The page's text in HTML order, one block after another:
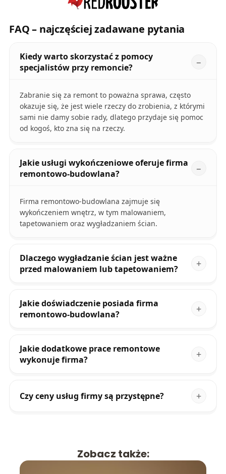
FAQ – najczęściej zadawane pytania
Kiedy warto skorzystać z pomocy
specjalistów przy remoncie?
Zabranie się za remont to poważna sprawa, często
okazuje się, że jest wiele rzeczy do zrobienia, z którymi
sami nie damy sobie rady, dlatego przydaje się pomoc
od kogoś, kto zna się na rzeczy.
Jakie usługi wykończeniowe oferuje firma
remontowo-budowlana?
Firma remontowo-budowlana zajmuje się
wykończeniem wnętrz, w tym malowaniem,
tapetowaniem oraz wygładzaniem ścian.
Dlaczego wygładzanie ścian jest ważne
przed malowaniem lub tapetowaniem?
Jakie doświadczenie posiada firma
remontowo-budowlana?
Jakie dodatkowe prace remontowe
wykonuje firma?
Czy ceny usług firmy są przystępne?
Zobacz także: